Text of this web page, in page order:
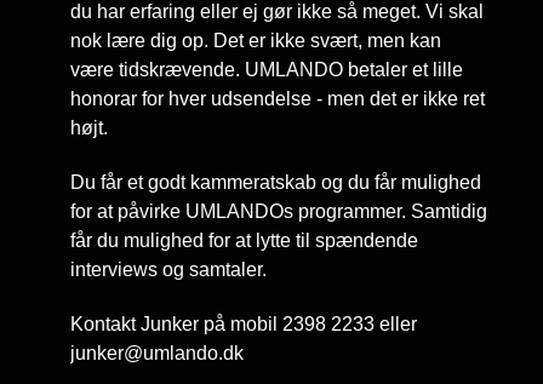
du har erfaring eller ej gør ikke så meget. Vi skal
nok lære dig op. Det er ikke svært, men kan
være tidskrævende. UMLANDO betaler et lille
honorar for hver udsendelse - men det er ikke ret
højt.
Du får et godt kammeratskab og du får mulighed
for at påvirke UMLANDOs programmer. Samtidig
får du mulighed for at lytte til spændende
interviews og samtaler.
Kontakt Junker på mobil 2398 2233 eller
junker@umlando.dk